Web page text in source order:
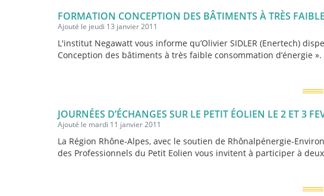
FORMATION CONCEPTION DES BÂTIMENTS À TRÈS
Ajouté le jeudi 13 janvier 2011
L'institut Negawatt vous informe qu’Olivier SIDLER (Enertech)
Conception des bâtiments à très faible consommation d’énergie ».
JOURNÉES D’ÉCHANGES SUR LE PETIT ÉOLIEN LE 2 ET 3
Ajouté le mardi 11 janvier 2011
La Région Rhône-Alpes, avec le soutien de Rhônalpénergie-
des Professionnels du Petit Eolien vous invitent à participer à